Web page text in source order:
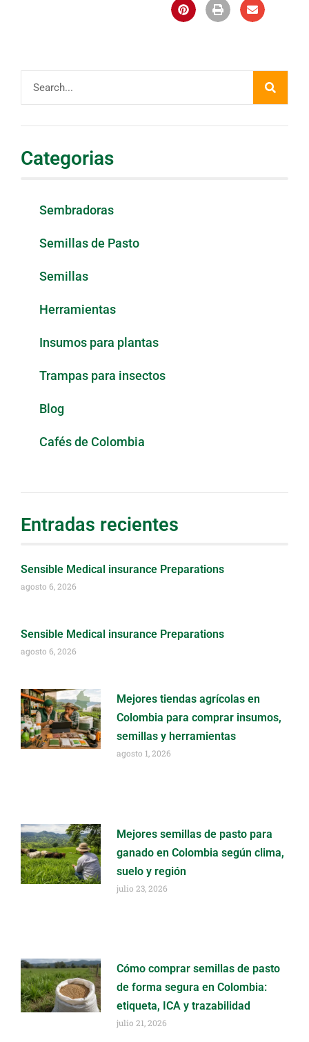
Categorias
Sembradoras
Semillas de Pasto
Semillas
Herramientas
Insumos para plantas
Trampas para insectos
Blog
Cafés de Colombia
Entradas recientes
Sensible Medical insurance Preparations
agosto 6, 2026
Sensible Medical insurance Preparations
agosto 6, 2026
Mejores tiendas agrícolas en
Colombia para comprar insumos,
semillas y herramientas
agosto 1, 2026
Mejores semillas de pasto para
ganado en Colombia según clima,
suelo y región
julio 23, 2026
Cómo comprar semillas de pasto
de forma segura en Colombia:
etiqueta, ICA y trazabilidad
julio 21, 2026